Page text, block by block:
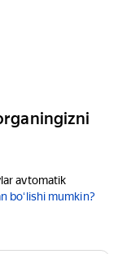
avtomatik
boʻlishi mumkin?